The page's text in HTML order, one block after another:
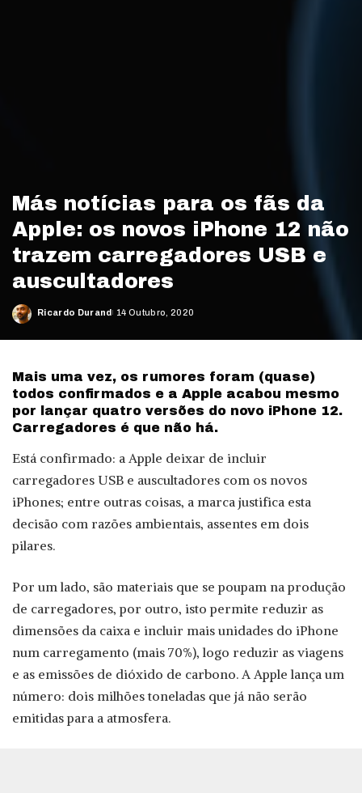
Más notícias para os fãs da
Apple: os novos iPhone 12 não
trazem carregadores USB e
auscultadores
Posted
Ricardo Durand 14 Outubro, 2020
Mais uma vez, os rumores foram (quase)
todos confirmados e a Apple acabou mesmo
por lançar quatro versões do novo iPhone 12.
Carregadores é que não há.
Está confirmado: a Apple deixar de incluir
carregadores USB e auscultadores com os novos
iPhones; entre outras coisas, a marca justifica esta
decisão com razões ambientais, assentes em dois
pilares.
Por um lado, são materiais que se poupam na produção
de carregadores, por outro, isto permite reduzir as
dimensões da caixa e incluir mais unidades do iPhone
num carregamento (mais 70%), logo reduzir as viagens
e as emissões de dióxido de carbono. A Apple lança um
número: dois milhões toneladas que já não serão
emitidas para a atmosfera.